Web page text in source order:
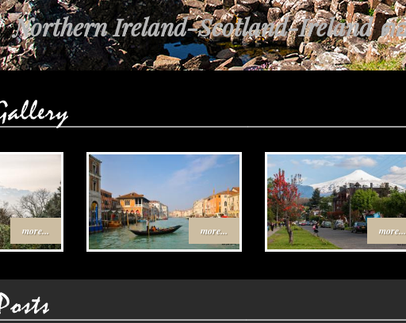
เส้นทาง Egypt-Jordan ตอนที่ 4 ต
more... more... more...